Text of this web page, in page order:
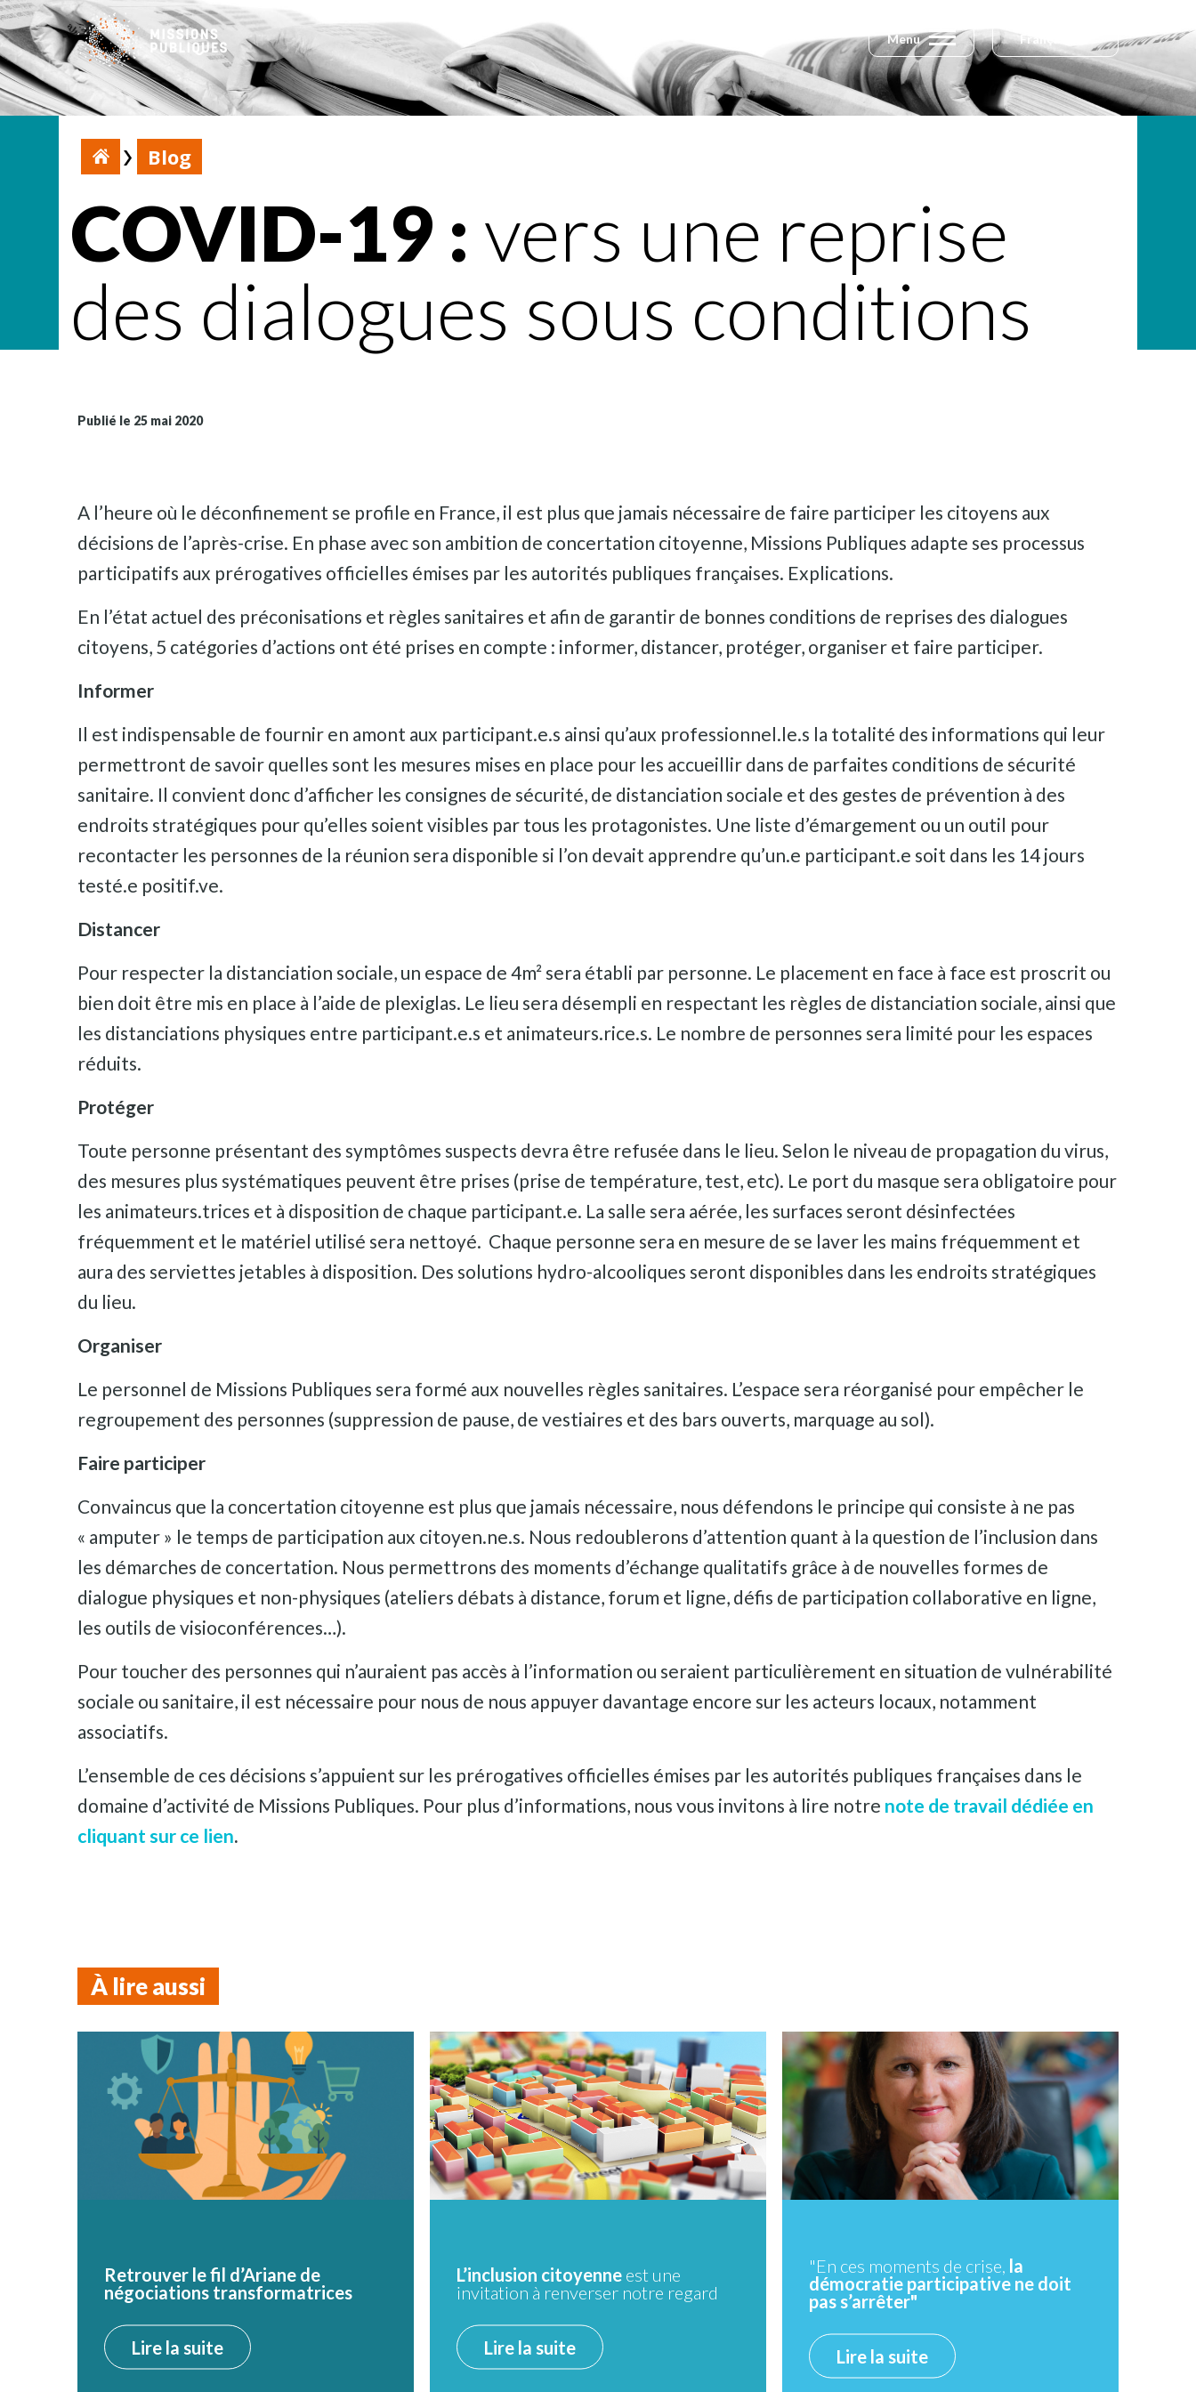
Menu Français
Blog
COVID-19 : vers une reprise
des dialogues sous conditions
Publié le 25 mai 2020
A l’heure où le déconfinement se profile en France, il est plus que jamais nécessaire de faire participer les citoyens aux
décisions de l’après-crise. En phase avec son ambition de concertation citoyenne, Missions Publiques adapte ses processus
participatifs aux prérogatives officielles émises par les autorités publiques françaises. Explications.
En l’état actuel des préconisations et règles sanitaires et afin de garantir de bonnes conditions de reprises des dialogues
citoyens, 5 catégories d’actions ont été prises en compte : informer, distancer, protéger, organiser et faire participer.
Informer
Il est indispensable de fournir en amont aux participant.e.s ainsi qu’aux professionnel.le.s la totalité des informations qui leur
permettront de savoir quelles sont les mesures mises en place pour les accueillir dans de parfaites conditions de sécurité
sanitaire. Il convient donc d’afficher les consignes de sécurité, de distanciation sociale et des gestes de prévention à des
endroits stratégiques pour qu’elles soient visibles par tous les protagonistes. Une liste d’émargement ou un outil pour
recontacter les personnes de la réunion sera disponible si l’on devait apprendre qu’un.e participant.e soit dans les 14 jours
testé.e positif.ve.
Distancer
Pour respecter la distanciation sociale, un espace de 4m² sera établi par personne. Le placement en face à face est proscrit ou
bien doit être mis en place à l’aide de plexiglas. Le lieu sera désempli en respectant les règles de distanciation sociale, ainsi que
les distanciations physiques entre participant.e.s et animateurs.rice.s. Le nombre de personnes sera limité pour les espaces
réduits.
Protéger
Toute personne présentant des symptômes suspects devra être refusée dans le lieu. Selon le niveau de propagation du virus,
des mesures plus systématiques peuvent être prises (prise de température, test, etc). Le port du masque sera obligatoire pour
les animateurs.trices et à disposition de chaque participant.e. La salle sera aérée, les surfaces seront désinfectées
fréquemment et le matériel utilisé sera nettoyé. Chaque personne sera en mesure de se laver les mains fréquemment et
aura des serviettes jetables à disposition. Des solutions hydro-alcooliques seront disponibles dans les endroits stratégiques
du lieu.
Organiser
Le personnel de Missions Publiques sera formé aux nouvelles règles sanitaires. L’espace sera réorganisé pour empêcher le
regroupement des personnes (suppression de pause, de vestiaires et des bars ouverts, marquage au sol).
Faire participer
Convaincus que la concertation citoyenne est plus que jamais nécessaire, nous défendons le principe qui consiste à ne pas
« amputer » le temps de participation aux citoyen.ne.s. Nous redoublerons d’attention quant à la question de l’inclusion dans
les démarches de concertation. Nous permettrons des moments d’échange qualitatifs grâce à de nouvelles formes de
dialogue physiques et non-physiques (ateliers débats à distance, forum et ligne, défis de participation collaborative en ligne,
les outils de visioconférences…).
Pour toucher des personnes qui n’auraient pas accès à l’information ou seraient particulièrement en situation de vulnérabilité
sociale ou sanitaire, il est nécessaire pour nous de nous appuyer davantage encore sur les acteurs locaux, notamment
associatifs.
L’ensemble de ces décisions s’appuient sur les prérogatives officielles émises par les autorités publiques françaises dans le
domaine d’activité de Missions Publiques. Pour plus d’informations, nous vous invitons à lire notre note de travail dédiée en
cliquant sur ce lien.
À lire aussi
Retrouver le fil d’Ariane de
négociations transformatrices
Lire la suite
L’inclusion citoyenne est une
invitation à renverser notre regard
Lire la suite
"En ces moments de crise, la
démocratie participative ne doit
pas s’arrêter"
Lire la suite